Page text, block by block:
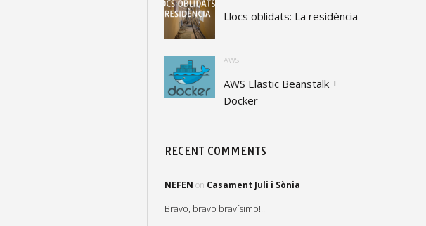
Llocs oblidats: La residència
AWS
AWS Elastic Beanstalk +
Docker
RECENT COMMENTS
NEFEN on Casament Juli i Sònia
Bravo, bravo bravísimo!!!